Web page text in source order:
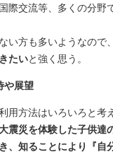
際交流等、多くの分野
い方も多いようなので
たいと強く思う。
や展望
用方法はいろいろと考
大震災を体験した子供達
、知ることにより『自